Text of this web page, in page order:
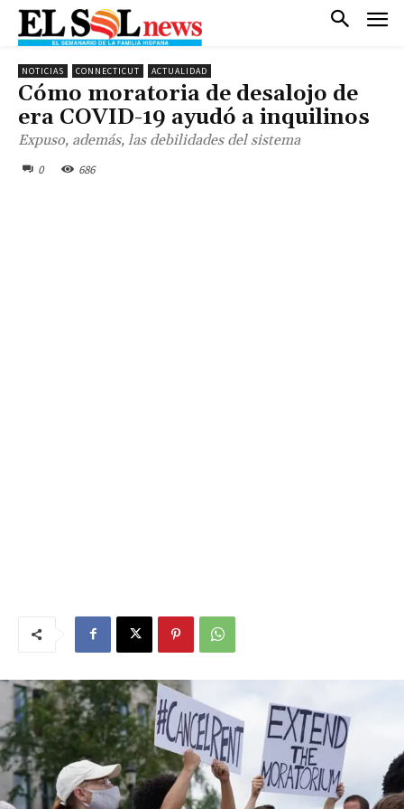
NOTICIAS CONNECTICUT ACTUALIDAD
Cómo moratoria de desalojo de
era COVID-19 ayudó a inquilinos
Expuso, además, las debilidades del sistema
0 686